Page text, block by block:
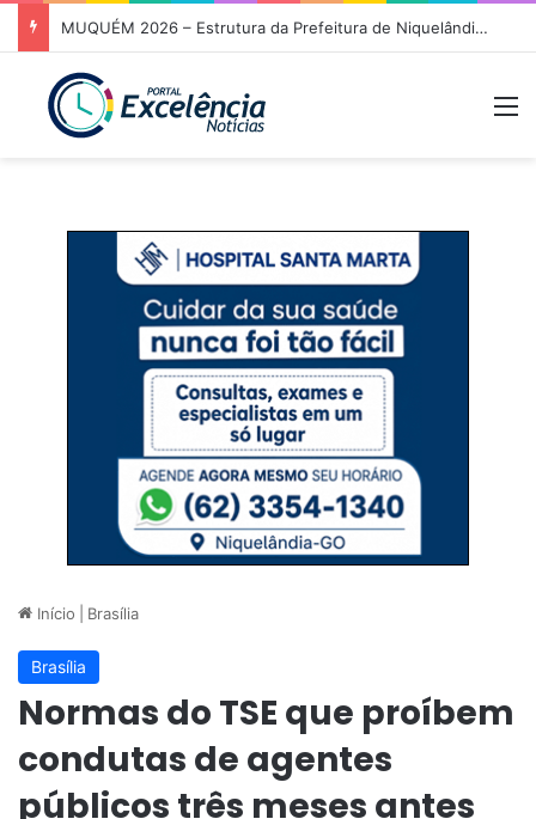
MUQUÉM 2026 – Estrutura da Prefeitura de Niquelândia oferece acolhimento e atendimento aos romeiros na Rodovia da Fé nesta noite
Início Brasília
Brasília
Normas do TSE que proíbem
condutas de agentes
públicos três meses antes